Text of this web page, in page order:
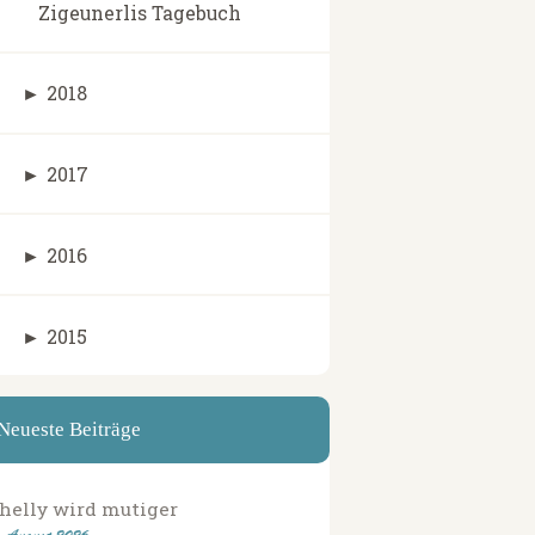
Zigeunerlis Tagebuch
► 2018
► 2017
► 2016
► 2015
Beiträge
wird mutiger